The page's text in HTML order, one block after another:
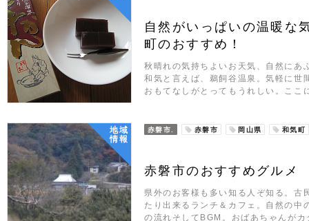
自然がいっぱいの温暖な
町のおすすめ！
秋晴れの気持ちよいお天気、自然にあ
和気と言えば、鵜飼谷温泉。気軽に世
おもてなしがとってもうれしい。こ
地域
情報
赤磐市. 赤磐市 岡山県 和気町
赤磐市のおすすめグルメ
県外のお客様も多い知る人ぞ知る。古
たり出来るランチ＆カフェ。自然の中
の流れそしてBGM。おばあちゃんが